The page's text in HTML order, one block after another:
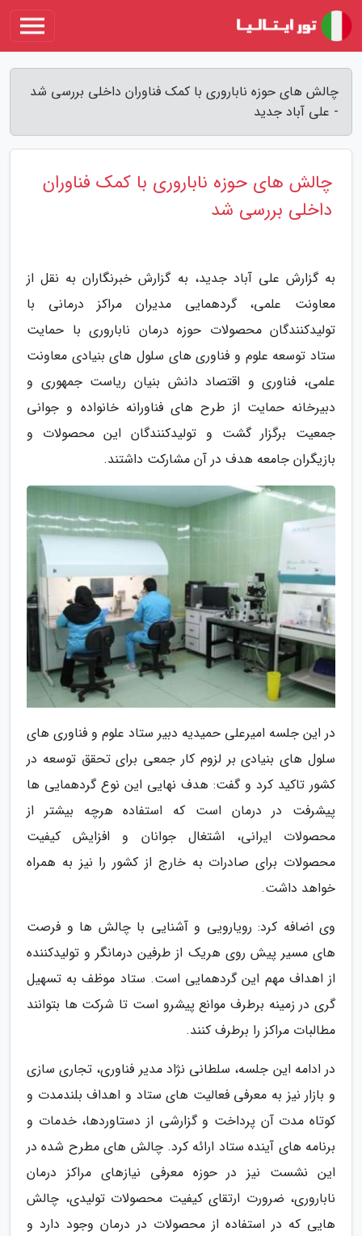
چالش های حوزه ناباروری با کمک فناوران داخلی بررسی شد
- علی آباد جدید
چالش های حوزه ناباروری با کمک فناوران
داخلی بررسی شد
به گزارش علی آباد جدید، به گزارش خبرنگاران به نقل از
معاونت علمی، گردهمایی مدیران مراکز درمانی با
تولیدکنندگان محصولات حوزه درمان ناباروری با حمایت
ستاد توسعه علوم و فناوری های سلول های بنیادی معاونت
علمی، فناوری و اقتصاد دانش بنیان ریاست جمهوری و
دبیرخانه حمایت از طرح های فناورانه خانواده و جوانی
جمعیت برگزار گشت و تولیدکنندگان این محصولات و
بازیگران جامعه هدف در آن مشارکت داشتند.
در این جلسه امیرعلی حمیدیه دبیر ستاد علوم و فناوری های
سلول های بنیادی بر لزوم کار جمعی برای تحقق توسعه در
کشور تاکید کرد و گفت: هدف نهایی این نوع گردهمایی ها
پیشرفت در درمان است که استفاده هرچه بیشتر از
محصولات ایرانی، اشتغال جوانان و افزایش کیفیت
محصولات برای صادرات به خارج از کشور را نیز به همراه
خواهد داشت.
وی اضافه کرد: رویارویی و آشنایی با چالش ها و فرصت
های مسیر پیش روی هریک از طرفین درمانگر و تولیدکننده
از اهداف مهم این گردهمایی است. ستاد موظف به تسهیل
گری در زمینه برطرف موانع پیشرو است تا شرکت ها بتوانند
مطالبات مراکز را برطرف کنند.
در ادامه این جلسه، سلطانی نژاد مدیر فناوری، تجاری سازی
و بازار نیز به معرفی فعالیت های ستاد و اهداف بلندمدت و
کوتاه مدت آن پرداخت و گزارشی از دستاوردها، خدمات و
برنامه های آینده ستاد ارائه کرد. چالش های مطرح شده در
این نشست نیز در حوزه معرفی نیازهای مراکز درمان
ناباروری، ضرورت ارتقای کیفیت محصولات تولیدی، چالش
هایی که در استفاده از محصولات در درمان وجود دارد و